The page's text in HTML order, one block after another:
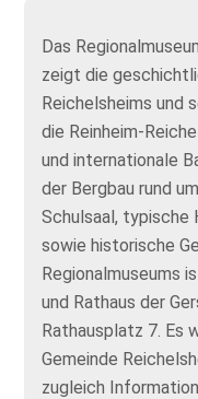
Das
zeigt die
Reichelsheims und
die Reinheim-
und internationale
der Bergbau rund
Schulsaal, typische
sowie historische
Regionalmuseums
und Rathaus der
Rathausplatz 7. Es
Gemeinde
zugleich